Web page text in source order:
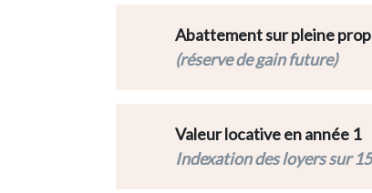
Abattement sur pleine
(réserve de gain future)
Valeur locative en année 1
Indexation des loyers sur